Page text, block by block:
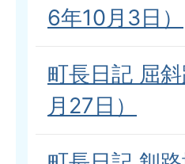
6年10月3日）
町長日記 屈
月27日）